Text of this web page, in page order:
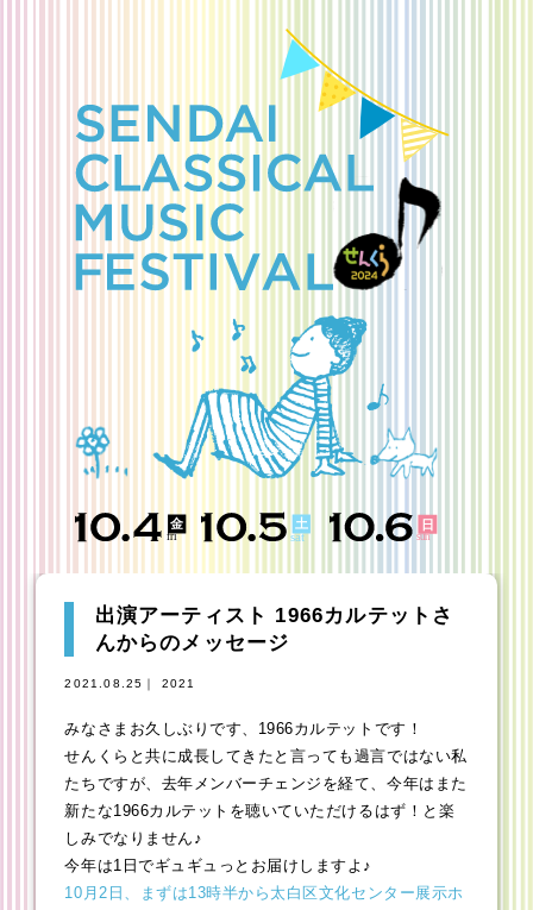
出演アーティスト 1966カルテットさ
んからのメッセージ
2021.08.25｜ 2021
みなさまお久しぶりです、1966カルテットです！
せんくらと共に成長してきたと言っても過言ではない私
たちですが、去年メンバーチェンジを経て、今年はまた
新たな1966カルテットを聴いていただけるはず！と楽
しみでなりません♪
今年は1日でギュギュっとお届けしますよ♪
10月2日、まずは13時半から太白区文化センター展示ホ